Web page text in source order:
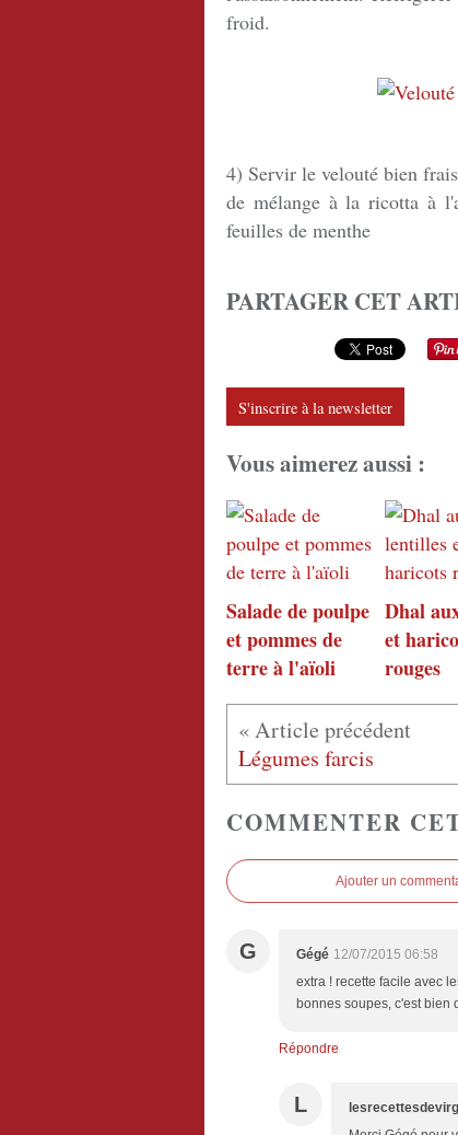
froid.
4) Servir le velouté bien
de mélange à la ricotta à
feuilles de menthe
PARTAGER CET
S'inscrire à la newsletter
Vous aimerez aussi :
Salade de poulpe
et pommes de
terre à l'aïoli
Dhal
et
rouges
Légumes farcis
COMMENTER
Ajouter un
G Gégé 12/07/2015 06:58
extra ! recette facile avec
bonnes soupes, c'est bien
Répondre
L